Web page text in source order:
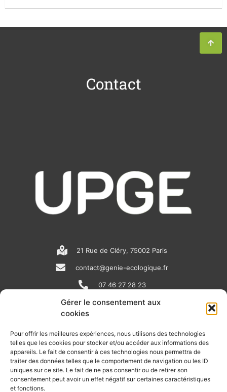
Gérer le consentement aux
cookies
Pour offrir les meilleures expériences, nous utilisons des technologies
telles que les cookies pour stocker et/ou accéder aux informations des
appareils. Le fait de consentir à ces technologies nous permettra de
traiter des données telles que le comportement de navigation ou les ID
uniques sur ce site. Le fait de ne pas consentir ou de retirer son
consentement peut avoir un effet négatif sur certaines caractéristiques
et fonctions.
Contact
21 Rue de Cléry, 75002 Paris
contact@genie-ecologique.fr
07 46 27 28 23
N
e
w
s
p
i
n
k
e
o
u
t
u
RECEVOIR L'ACTU DE LA FILIÈRE
Retrouvez tous les mois les articles terrain de nos adhérents, les
rendez-vous importants de la filière, nos offres de stages et